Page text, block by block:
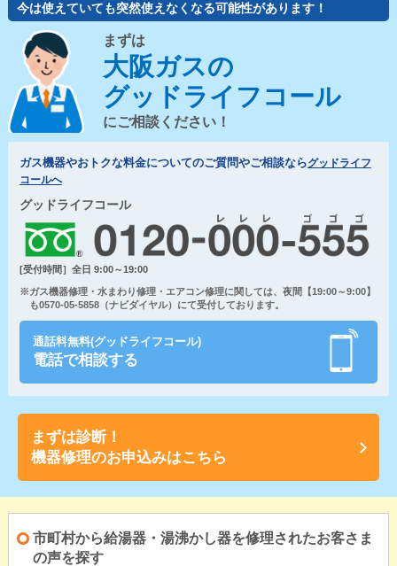
今は使えていても突然使えなくなる可能性があります！
まずは
大阪ガスの
グッドライフコール
にご相談ください！
ガス機器やおトクな料金についてのご質問やご相談ならグッドライフ
コールへ
グッドライフコール
[受付時間］全日 9:00～19:00
※ガス機器修理・水まわり修理・エアコン修理に関しては、夜間【19:00～9:00】
も0570-05-5858（ナビダイヤル）にて受付しております。
通話料無料(グッドライフコール)
電話で相談する
まずは診断！
機器修理のお申込みはこちら
市町村から給湯器・湯沸かし器を修理されたお客さま
の声を探す